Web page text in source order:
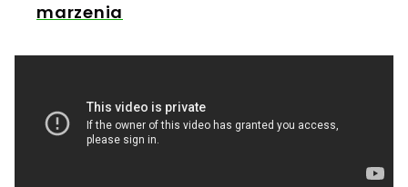
marzenia